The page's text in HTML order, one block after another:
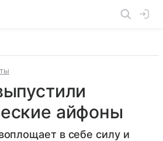
айфоны
в себе силу и